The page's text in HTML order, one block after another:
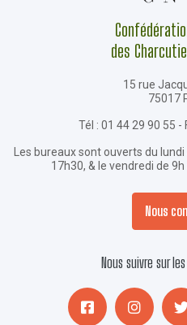
des
15 rue
75017
Tél : 01 44 29 90 55 -
Les bureaux sont ouverts du
17h30, & le vendredi de
Nous
Nous suivre sur